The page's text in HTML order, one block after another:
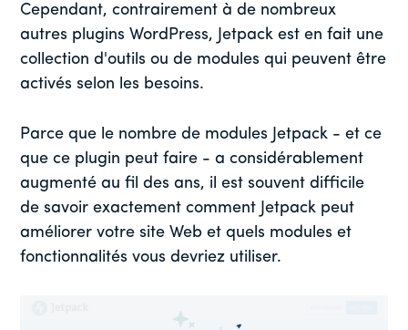
Cependant, contrairement à de nombreux
autres plugins WordPress, Jetpack est en fait une
collection d'outils ou de modules qui peuvent être
activés selon les besoins.
Parce que le nombre de modules Jetpack - et ce
que ce plugin peut faire - a considérablement
augmenté au fil des ans, il est souvent difficile
de savoir exactement comment Jetpack peut
améliorer votre site Web et quels modules et
fonctionnalités vous devriez utiliser.